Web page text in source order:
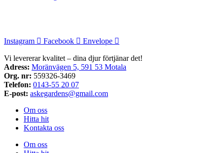
Instagram Facebook Envelope
Vi levererar kvalitet – dina djur förtjänar det!
Adress: Moränvägen 5, 591 53 Motala
Org. nr: 559326-3469
Telefon: 0143-55 20 07
E-post: askegardens@gmail.com
Om oss
Hitta hit
Kontakta oss
Om oss